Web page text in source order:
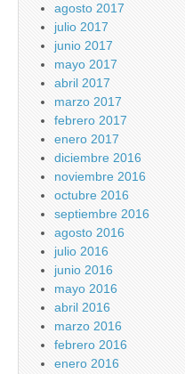
agosto 2017
julio 2017
junio 2017
mayo 2017
abril 2017
marzo 2017
febrero 2017
enero 2017
diciembre 2016
noviembre 2016
octubre 2016
septiembre 2016
agosto 2016
julio 2016
junio 2016
mayo 2016
abril 2016
marzo 2016
febrero 2016
enero 2016